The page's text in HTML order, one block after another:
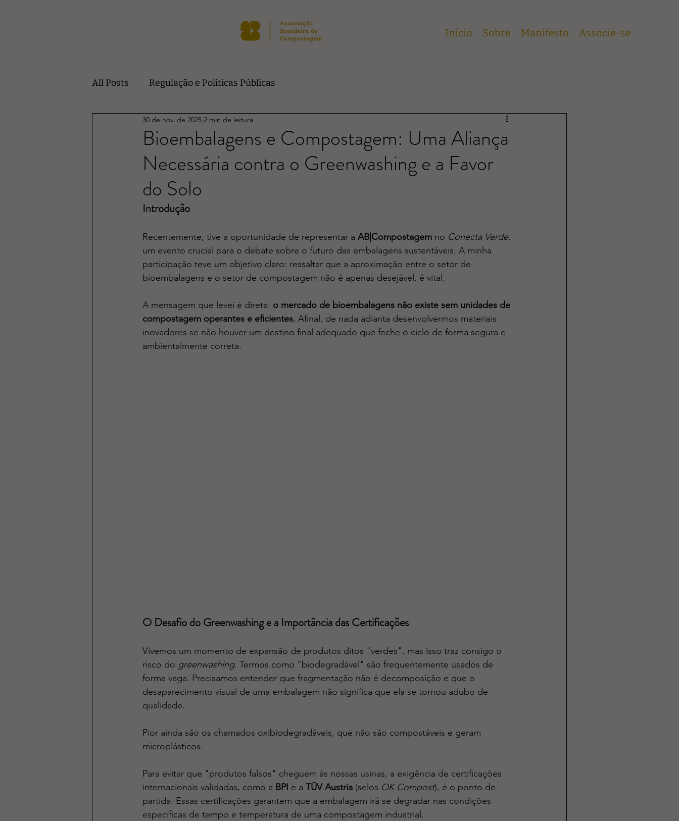
Início Sobre Manifesto Associe-se
All Posts Regulação e Políticas Públicas
Bioembalagens e Compostagem: Uma Aliança
Necessária contra o Greenwashing e a Favor
do Solo
30 de nov. de 2025 2 min de leitura
Introdução
Recentemente, tive a oportunidade de representar a AB|Compostagem no Conecta Verde,
um evento crucial para o debate sobre o futuro das embalagens sustentáveis. A minha
participação teve um objetivo claro: ressaltar que a aproximação entre o setor de
bioembalagens e o setor de compostagem não é apenas desejável, é vital.
A mensagem que levei é direta: o mercado de bioembalagens não existe sem unidades de
compostagem operantes e eficientes. Afinal, de nada adianta desenvolvermos materiais
inovadores se não houver um destino final adequado que feche o ciclo de forma segura e
ambientalmente correta.
O Desafio do Greenwashing e a Importância das Certificações
Vivemos um momento de expansão de produtos ditos "verdes", mas isso traz consigo o
risco do greenwashing. Termos como "biodegradável" são frequentemente usados de
forma vaga. Precisamos entender que fragmentação não é decomposição e que o
desaparecimento visual de uma embalagem não significa que ela se tornou adubo de
qualidade.
Pior ainda são os chamados oxibiodegradáveis, que não são compostáveis e geram
microplásticos.
Para evitar que "produtos falsos" cheguem às nossas usinas, a exigência de certificações
internacionais validadas, como a BPI e a TÜV Austria (selos OK Compost), é o ponto de
partida. Essas certificações garantem que a embalagem irá se degradar nas condições
específicas de tempo e temperatura de uma compostagem industrial.